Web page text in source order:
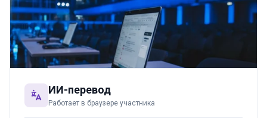
ИИ-перевод
Работает в браузере участника